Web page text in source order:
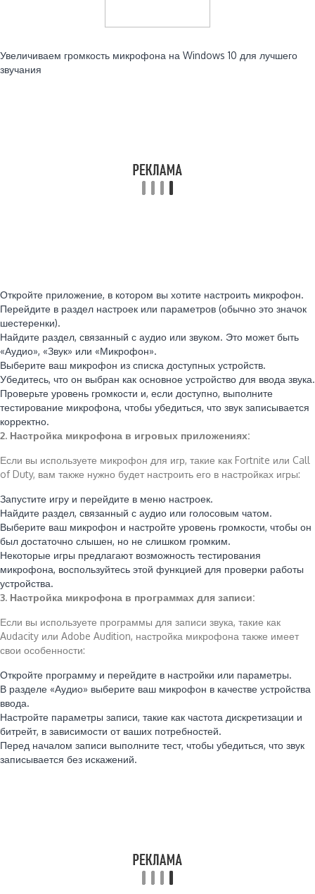
Увеличиваем громкость микрофона на Windows 10 для лучшего
звучания
Откройте приложение, в котором вы хотите настроить микрофон.
Перейдите в раздел настроек или параметров (обычно это значок
шестеренки).
Найдите раздел, связанный с аудио или звуком. Это может быть
«Аудио», «Звук» или «Микрофон».
Выберите ваш микрофон из списка доступных устройств.
Убедитесь, что он выбран как основное устройство для ввода звука.
Проверьте уровень громкости и, если доступно, выполните
тестирование микрофона, чтобы убедиться, что звук записывается
корректно.
2. Настройка микрофона в игровых приложениях:
Если вы используете микрофон для игр, такие как Fortnite или Call
of Duty, вам также нужно будет настроить его в настройках игры:
Запустите игру и перейдите в меню настроек.
Найдите раздел, связанный с аудио или голосовым чатом.
Выберите ваш микрофон и настройте уровень громкости, чтобы он
был достаточно слышен, но не слишком громким.
Некоторые игры предлагают возможность тестирования
микрофона, воспользуйтесь этой функцией для проверки работы
устройства.
3. Настройка микрофона в программах для записи:
Если вы используете программы для записи звука, такие как
Audacity или Adobe Audition, настройка микрофона также имеет
свои особенности:
Откройте программу и перейдите в настройки или параметры.
В разделе «Аудио» выберите ваш микрофон в качестве устройства
ввода.
Настройте параметры записи, такие как частота дискретизации и
битрейт, в зависимости от ваших потребностей.
Перед началом записи выполните тест, чтобы убедиться, что звук
записывается без искажений.